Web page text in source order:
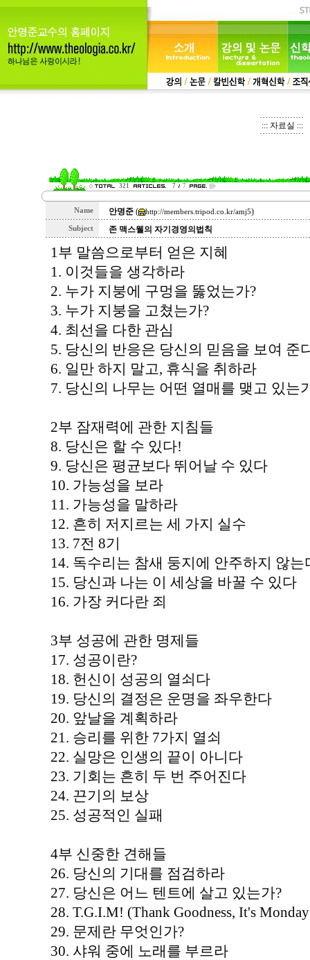
::: 자료실 :::
321 7 7
Name 안명준( http://members.tripod.co.kr/amj5)
Subject 존 맥스웰의 자기경영의법칙
1부 말씀으로부터 얻은 지혜
1. 이것들을 생각하라
2. 누가 지붕에 구멍을 뚫었는가?
3. 누가 지붕을 고쳤는가?
4. 최선을 다한 관심
5. 당신의 반응은 당신의 믿음을 보여 준
6. 일만 하지 말고, 휴식을 취하라
7. 당신의 나무는 어떤 열매를 맺고 있는
2부 잠재력에 관한 지침들
8. 당신은 할 수 있다!
9. 당신은 평균보다 뛰어날 수 있다
10. 가능성을 보라
11. 가능성을 말하라
12. 흔히 저지르는 세 가지 실수
13. 7전 8기
14. 독수리는 참새 둥지에 안주하지 않는
15. 당신과 나는 이 세상을 바꿀 수 있다
16. 가장 커다란 죄
3부 성공에 관한 명제들
17. 성공이란?
18. 헌신이 성공의 열쇠다
19. 당신의 결정은 운명을 좌우한다
20. 앞날을 계획하라
21. 승리를 위한 7가지 열쇠
22. 실망은 인생의 끝이 아니다
23. 기회는 흔히 두 번 주어진다
24. 끈기의 보상
25. 성공적인 실패
4부 신중한 견해들
26. 당신의 기대를 점검하라
27. 당신은 어느 텐트에 살고 있는가?
28. T.G.I.M! (Thank Goodness, It's
29. 문제란 무엇인가?
30. 샤워 중에 노래를 부르라